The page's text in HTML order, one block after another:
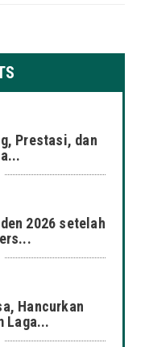
Prestasi, dan
2026 setelah
Hancurkan
Laga...